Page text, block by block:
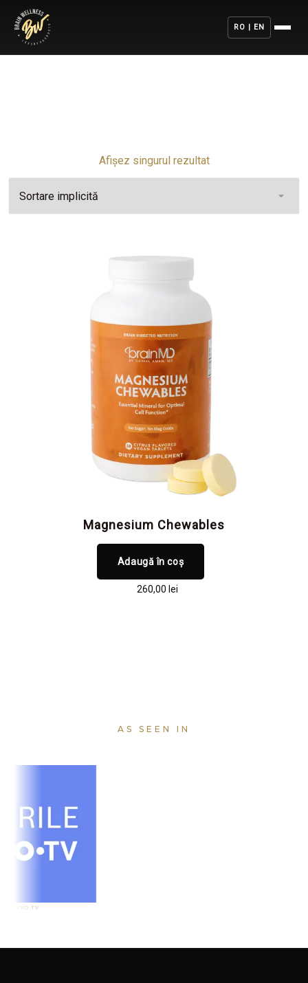
RO | EN
Afișez singurul rezultat
Magnesium Chewables
Adaugă în coș
260,00 lei
AS SEEN IN